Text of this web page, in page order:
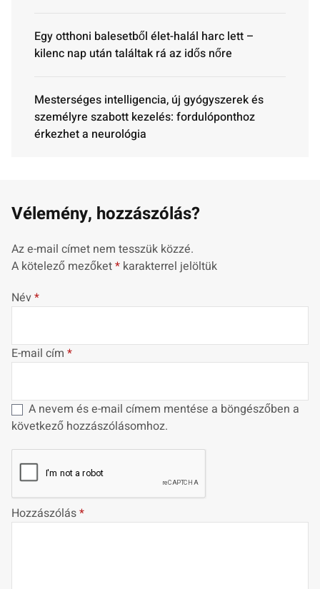
Egy otthoni balesetből élet-halál harc lett –
kilenc nap után találtak rá az idős nőre
Mesterséges intelligencia, új gyógyszerek és
személyre szabott kezelés: fordulóponthoz
érkezhet a neurológia
Vélemény, hozzászólás?
Az e-mail címet nem tesszük közzé.
A kötelező mezőket* karakterrel jelöltük
Név*
E-mail cím *
A nevem és e-mail címem mentése a böngészőben a
következő hozzászólásomhoz.
Hozzászólás*